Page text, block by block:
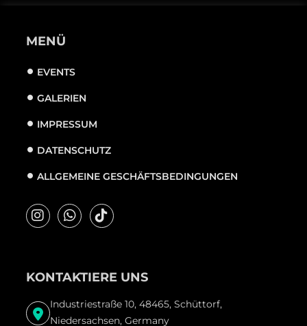
MENÜ
EVENTS
GALERIEN
IMPRESSUM
DATENSCHUTZ
ALLGEMEINE GESCHÄFTSBEDINGUNGEN
KONTAKTIERE UNS
Industriestraße 10, 48465, Schüttorf,
Niedersachsen, Germany